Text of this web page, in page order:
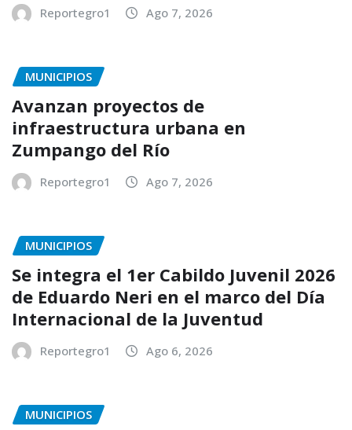
Reportegro1 Ago 7, 2026
MUNICIPIOS
Avanzan proyectos de
infraestructura urbana en
Zumpango del Río
Reportegro1 Ago 7, 2026
MUNICIPIOS
Se integra el 1er Cabildo Juvenil 2026
de Eduardo Neri en el marco del Día
Internacional de la Juventud
Reportegro1 Ago 6, 2026
MUNICIPIOS